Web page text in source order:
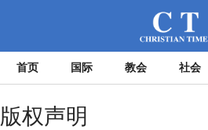
首页 国际 教会 社会
版权声明